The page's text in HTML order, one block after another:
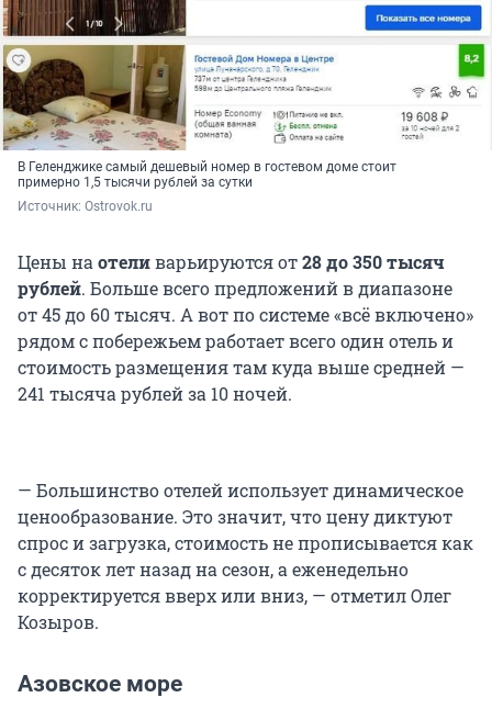
В Геленджике самый дешевый номер в гостевом доме стоит
примерно 1,5 тысячи рублей за сутки
Источник: Ostrovok.ru
Цены на отеливарьируются от28 до 350 тысяч
рублей. Больше всего предложений в диапазоне
от 45 до 60 тысяч. А вот по системе «всё включено»
рядом с побережьем работает всего один отель и
стоимость размещения там куда выше средней —
241 тысяча рублей за 10 ночей.
— Большинство отелей использует динамическое
ценообразование. Это значит, что цену диктуют
спрос и загрузка, стоимость не прописывается как
с десяток лет назад на сезон, а еженедельно
корректируется вверх или вниз, — отметил Олег
Козыров.
Азовское море